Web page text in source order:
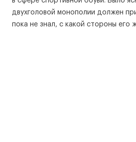
двухголовой монополии должен
пока не знал, с какой стороны его